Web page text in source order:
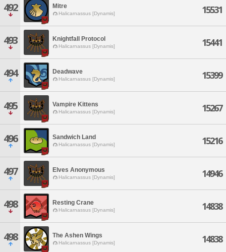
492 Mitre
Halicarnassus [Dynamis] 15531
493 Knightfall Protocol
Halicarnassus [Dynamis] 15441
494 Deadwave
Halicarnassus [Dynamis] 15399
495 Vampire Kittens
Halicarnassus [Dynamis] 15267
496 Sandwich Land
Halicarnassus [Dynamis] 15216
497 Elves Anonymous
Halicarnassus [Dynamis] 14946
498 Resting Crane
Halicarnassus [Dynamis] 14838
498 The Ashen Wings
Halicarnassus [Dynamis] 14838